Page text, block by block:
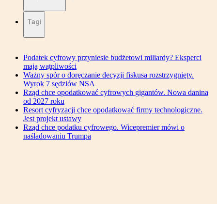
Tagi
Podatek cyfrowy przyniesie budżetowi miliardy? Eksperci
mają wątpliwości
Ważny spór o doręczanie decyzji fiskusa rozstrzygnięty.
Wyrok 7 sędziów NSA
Rząd chce opodatkować cyfrowych gigantów. Nowa danina
od 2027 roku
Resort cyfryzacji chce opodatkować firmy technologiczne.
Jest projekt ustawy
Rząd chce podatku cyfrowego. Wicepremier mówi o
naśladowaniu Trumpa